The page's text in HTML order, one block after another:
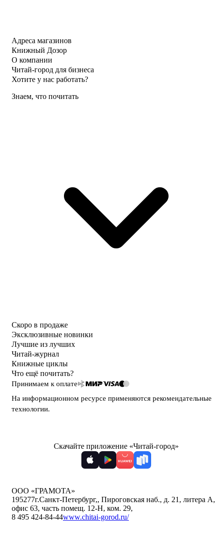
Адреса магазинов
Книжный Дозор
О компании
Читай-город для бизнеса
Хотите у нас работать?
Знаем, что почитать
Скоро в продаже
Эксклюзивные новинки
Лучшие из лучших
Читай-журнал
Книжные циклы
Что ещё почитать?
Принимаем к оплате
На информационном ресурсе применяются рекомендательные
технологии.
Скачайте приложение «Читай-город»
ООО «ГРАМОТА»
195277г.Санкт-Петербург,, Пироговская наб., д. 21, литера А,
офис 63, часть помещ. 12-Н, ком. 29,
8 495 424-84-44www.chitai-gorod.ru/